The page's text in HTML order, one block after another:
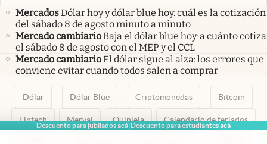
Descuento para jubilados acá|Descuento para estudiantes acá
MercadosDólar hoy y dólar blue hoy: cuál es la cotización
del sábado 8 de agosto minuto a minuto
Mercado cambiarioBaja el dólar blue hoy: a cuánto cotiza
el sábado 8 de agosto con el MEP y el CCL
Mercado cambiarioEl dólar sigue al alza: los errores que
conviene evitar cuando todos salen a comprar
Dólar Dólar Blue Criptomonedas Bitcoin
Fintech Merval Quiniela Calendario de feriados